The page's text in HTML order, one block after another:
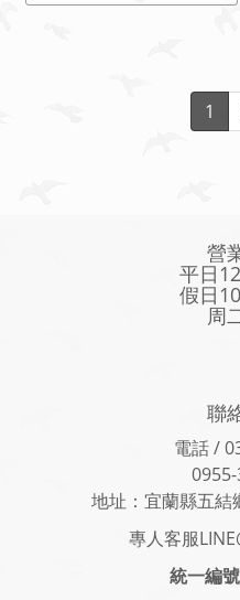
1
營
平日
假日
周
聯
電話 /
地址：宜蘭縣五結
專人客服
統一編